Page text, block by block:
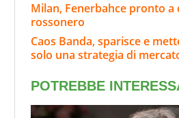
Milan, Fenerbahce pronto
rossonero
Caos Banda, sparisce e
solo una strategia di